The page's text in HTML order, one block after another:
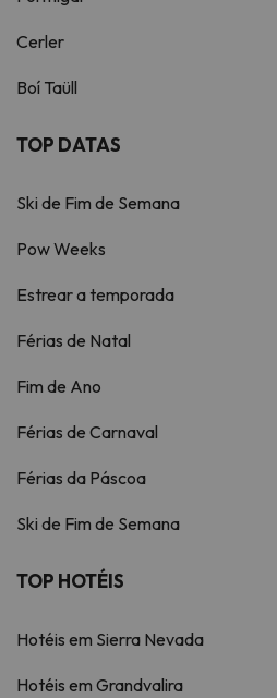
Cerler
Boí Taüll
TOP DATAS
Ski de Fim de Semana
Pow Weeks
Estrear a temporada
Férias de Natal
Fim de Ano
Férias de Carnaval
Férias da Páscoa
Ski de Fim de Semana
TOP HOTÉIS
Hotéis em Sierra Nevada
Hotéis em Grandvalira